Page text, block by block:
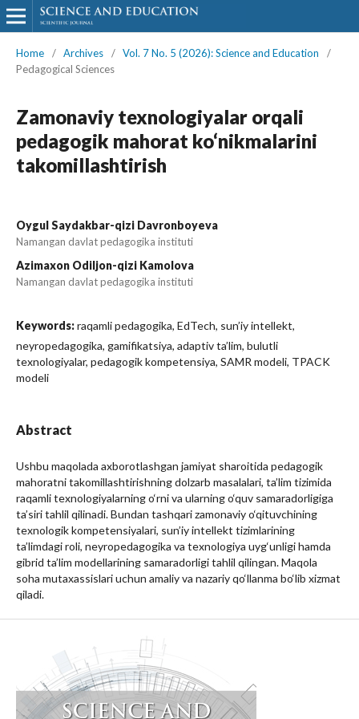
Home / Archives / Vol. 7 No. 5 (2026): Science and Education
/
Pedagogical Sciences
Zamonaviy texnologiyalar orqali
pedagogik mahorat ko‘nikmalarini
takomillashtirish
Oygul Saydakbar-qizi Davronboyeva
Namangan davlat pedagogika instituti
Azimaxon Odiljon-qizi Kamolova
Namangan davlat pedagogika instituti
Keywords:raqamli pedagogika, EdTech, sun’iy intellekt,
neyropedagogika, gamifikatsiya, adaptiv ta’lim, bulutli
texnologiyalar, pedagogik kompetensiya, SAMR modeli, TPACK
modeli
Abstract
Ushbu maqolada axborotlashgan jamiyat sharoitida pedagogik
mahoratni takomillashtirishning dolzarb masalalari, ta’lim tizimida
raqamli texnologiyalarning o‘rni va ularning o‘quv samaradorligiga
ta’siri tahlil qilinadi. Bundan tashqari zamonaviy o‘qituvchining
texnologik kompetensiyalari, sun’iy intellekt tizimlarining
ta’limdagi roli, neyropedagogika va texnologiya uyg‘unligi hamda
gibrid ta’lim modellarining samaradorligi tahlil qilingan. Maqola
soha mutaxassislari uchun amaliy va nazariy qo‘llanma bo‘lib xizmat
qiladi.